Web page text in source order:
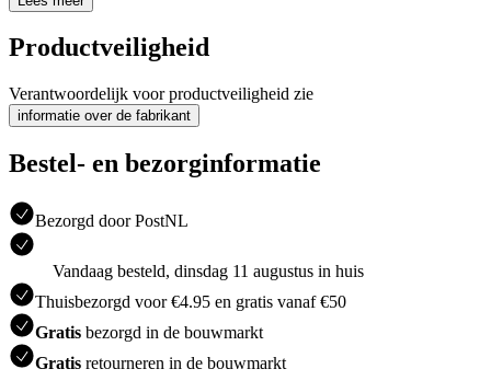
Productveiligheid
Verantwoordelijk voor productveiligheid zie
informatie over de fabrikant
Bestel- en bezorginformatie
Bezorgd door PostNL
Vandaag besteld, dinsdag 11 augustus in huis
Thuisbezorgd voor €4.95 en gratis vanaf €50
Gratis bezorgd in de bouwmarkt
Gratis retourneren in de bouwmarkt